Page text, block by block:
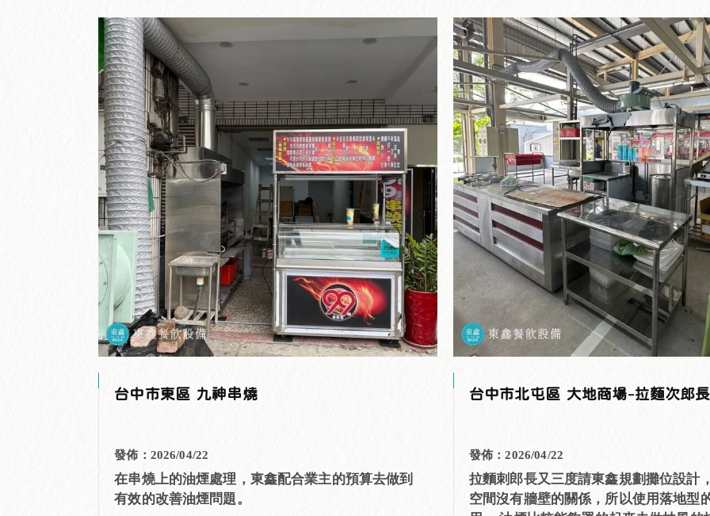
台中市東區 九神串燒
發佈：2026/04/22
在串燒上的油煙處理，東鑫配合業主的預算去做到
有效的改善油煙問題。
台中市北屯區 大地商場-拉麵次郎長
發佈：2026/04/22
拉麵刺郎長又三度請東鑫規劃攤位設計
空間沒有牆壁的關係，所以使用落地型